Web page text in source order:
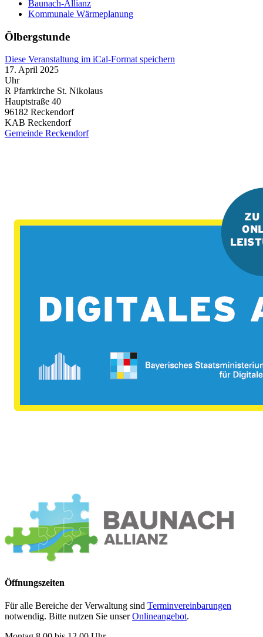
Baunach-Allianz
Kommunale Wärmeplanung
Ölbergstunde
Diese Veranstaltung im iCal-Format speichern
17. April 2025
Uhr
R Pfarrkirche St. Nikolaus
Hauptstraße 40
96182 Reckendorf
KAB Reckendorf
Gemeinde Reckendorf
Öffnungszeiten
Für alle Bereiche der Verwaltung sind Terminvereinbarungen
notwendig. Bitte nutzen Sie unserOnlineangebot.